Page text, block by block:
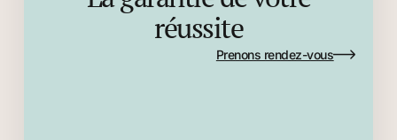
réussite
Prenons rendez-vous